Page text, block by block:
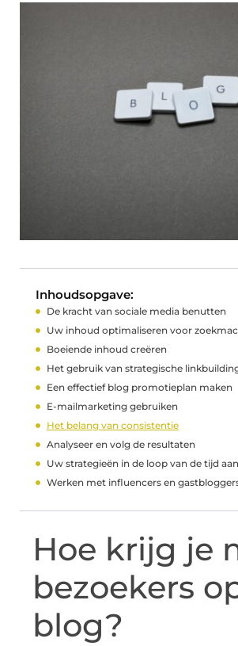
Inhoudsopgave:
De kracht van sociale media benutten
Uw inhoud optimaliseren voor
Boeiende inhoud creëren
Het gebruik van strategische
Een effectief blog promotieplan maken
E-mailmarketing gebruiken
Het belang van consistentie
Analyseer en volg de resultaten
Uw strategieën in de loop van de tijd
Werken met influencers en
Hoe krijg je
bezoekers
blog?